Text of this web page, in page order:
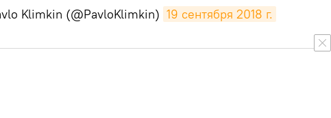
Klimkin (@PavloKlimkin) 19 сентября 2018 г.